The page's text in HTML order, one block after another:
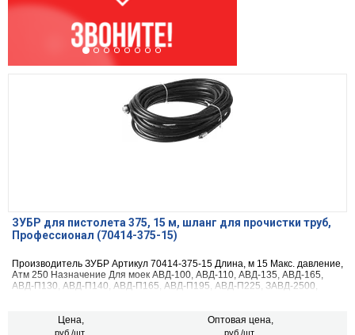
ЗУБР для пистолета 375, 15 м, шланг для прочистки труб,
Профессионал (70414-375-15)
Производитель ЗУБР Артикул 70414-375-15 Длина, м 15 Макс. давление,
Атм 250 Назначение Для моек АВД-100, АВД-110, АВД-135, АВД-165,
АВД-П130, АВД-П140, АВД-П165, АВД-П195, АВД-П225, ЗАВД-2500,
Цена,
руб./шт.
Оптовая цена,
руб./шт.